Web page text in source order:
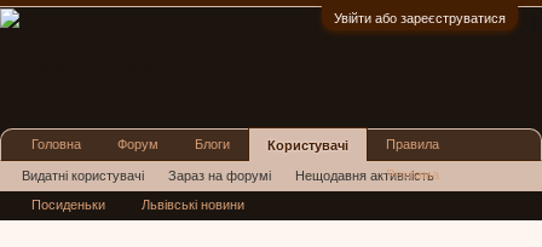
Увійти або зареєструватися
Головна Форум Блоги Користувачі
Видатні користувачі Зараз на форумі Нещодавня активність
Нові повідомлення профілю
Правила
Реклама
Посиденьки Львівські новини